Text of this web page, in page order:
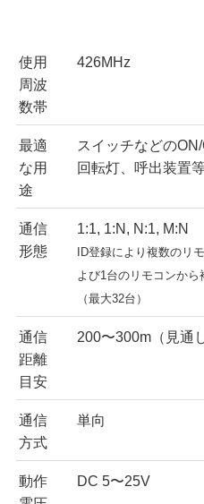
使用
周波
数帯
426MHz
最適
な用
途
スイッチなどの
回転灯、呼出装置
通信
形態
1:1, 1:N, N:1, M:N
ID登録により複数のリ
よび1台のリモコンか
（最大32台）
通信
距離
目安
200〜300m（見通
通信
方式
単向
動作
DC 5〜25V